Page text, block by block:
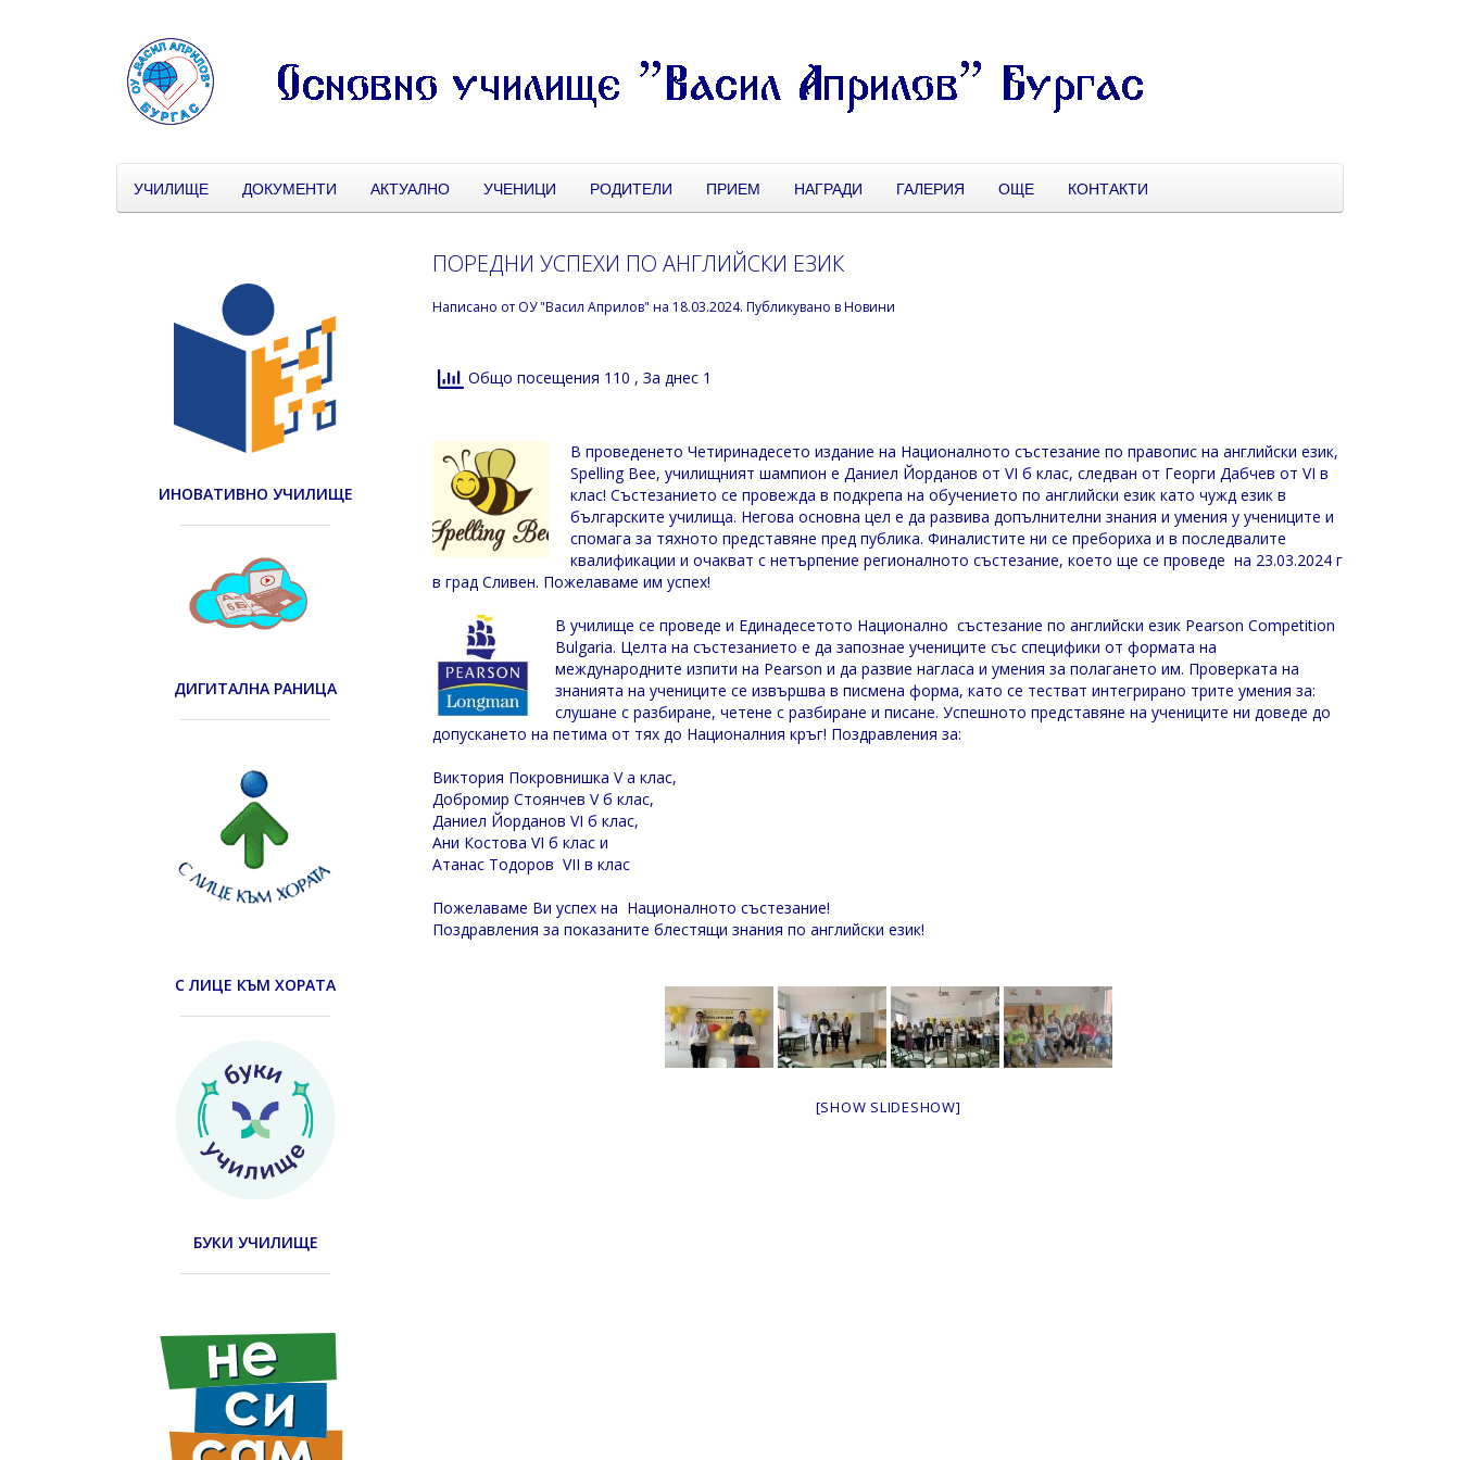
УЧИЛИЩЕ ДОКУМЕНТИ АКТУАЛНО УЧЕНИЦИ РОДИТЕЛИ ПРИЕМ НАГРАДИ ГАЛЕРИЯ ОЩЕ КОНТАКТИ
ПОРЕДНИ УСПЕХИ ПО АНГЛИЙСКИ ЕЗИК
Написано от ОУ "Васил Априлов" на 18.03.2024. Публикувано вНовини
Общо посещения 110 , За днес 1
В проведенето Четиринадесето издание на Националното състезание по правопис на английски език,
Spelling Bee, училищният шампион е Даниел Йорданов от VI б клас, следван от Георги Дабчев от VI в
клас! Състезанието се провежда в подкрепа на обучението по английски език като чужд език в
българските училища. Негова основна цел е да развива допълнителни знания и умения у учениците и
спомага за тяхното представяне пред публика. Финалистите ни се пребориха и в последвалите
квалификации и очакват с нетърпение регионалното състезание, което ще се проведе на 23.03.2024 г
в град Сливен. Пожелаваме им успех!
В училище се проведе и Единадесетото Национално състезание по английски език Pearson Competition
Bulgaria. Целта на състезанието е да запознае учениците със специфики от формата на
международните изпити на Pearson и да развие нагласа и умения за полагането им. Проверката на
знанията на учениците се извършва в писмена форма, като се тестват интегрирано трите умения за:
слушане с разбиране, четене с разбиране и писане. Успешното представяне на учениците ни доведе до
допускането на петима от тях до Националния кръг! Поздравления за:
Виктория Покровнишка V a клас,
Добромир Стоянчев V б клас,
Даниел Йорданов VI б клас,
Ани Костова VI б клас и
Атанас Тодоров VII в клас
Пожелаваме Ви успех на Националното състезание!
Поздравления за показаните блестящи знания по английски език!
[SHOW SLIDESHOW]
ИНОВАТИВНО УЧИЛИЩЕ
ДИГИТАЛНА РАНИЦА
С ЛИЦЕ КЪМ ХОРАТА
БУКИ УЧИЛИЩЕ